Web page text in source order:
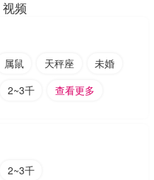
视频
属鼠 天秤座
未婚
2~3千 查看更多
2~3千